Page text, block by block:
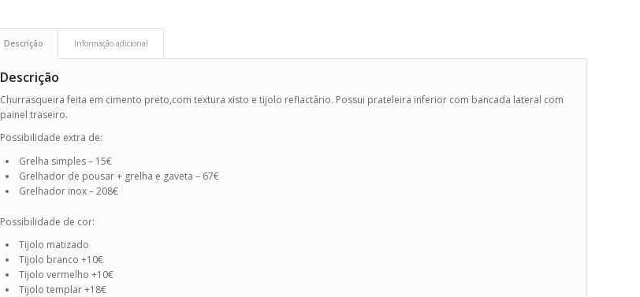
Descrição Informação adicional
Descrição
Churrasqueira feita em cimento preto,com textura xisto e tijolo reflactário. Possui prateleira inferior com bancada lateral com
painel traseiro.
Possibilidade extra de:
Grelha simples – 15€
Grelhador de pousar + grelha e gaveta – 67€
Grelhador inox – 208€
Possibilidade de cor:
Tijolo matizado
Tijolo branco +10€
Tijolo vermelho +10€
Tijolo templar +18€